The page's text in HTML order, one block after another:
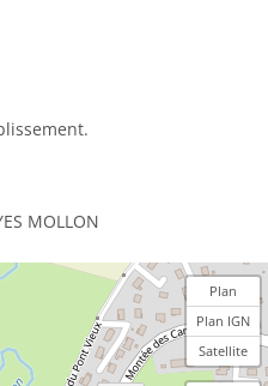
MOLLON
Plan
Plan IGN
Satellite